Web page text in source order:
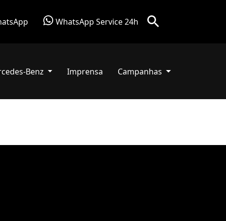
WhatsApp Service 24h
Benz Imprensa Campanhas